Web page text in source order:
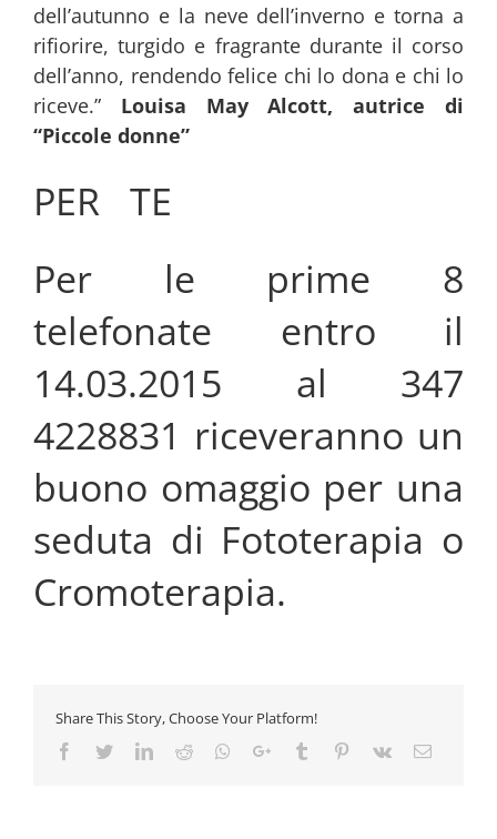
dell’autunno e la neve dell’inverno e torna a
rifiorire, turgido e fragrante durante il corso
dell’anno, rendendo felice chi lo dona e chi lo
riceve.” Louisa May Alcott, autrice di
“Piccole donne”
PER TE
Per le prime 8
telefonate entro il
14.03.2015 al 347
4228831 riceveranno un
buono omaggio per una
seduta di Fototerapia o
Cromoterapia.
Share This Story, Choose Your Platform!
Facebook
TwitterLinkedIn
Reddit Whatsapp
Google+Tumblr Pinterest
Vk Email